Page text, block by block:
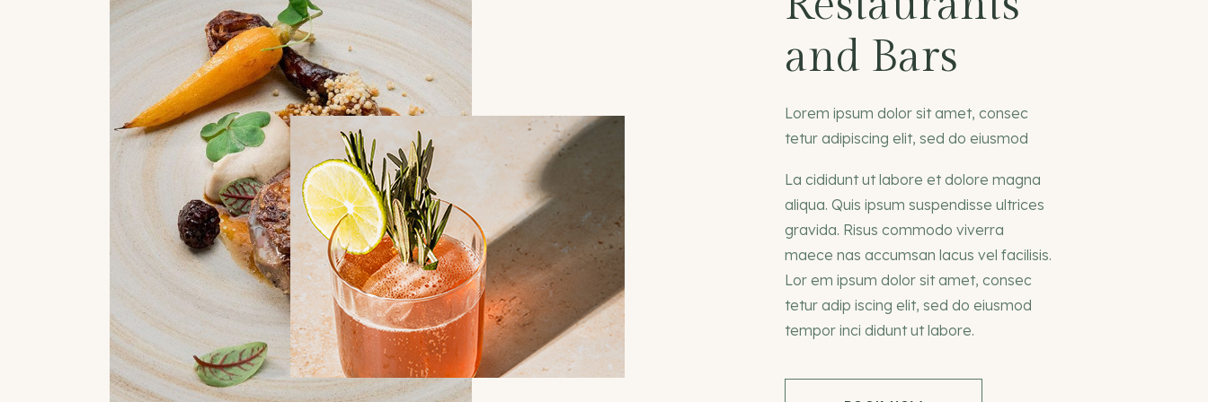
and Bars
Lorem ipsum dolor sit amet, consec
tetur adipiscing elit, sed do eiusmod
La cididunt ut labore et dolore magna
aliqua. Quis ipsum suspendisse ultrices
gravida. Risus commodo viverra
maece nas accumsan lacus vel facilisis.
Lor em ipsum dolor sit amet, consec
tetur adip iscing elit, sed do eiusmod
tempor inci didunt ut labore.